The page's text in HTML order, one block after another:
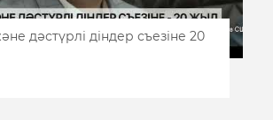
дәстүрлі діндер съезіне 20